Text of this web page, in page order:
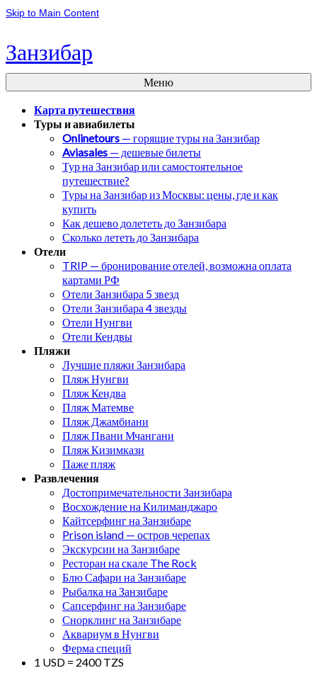
Skip to Main Content
Занзибар
Меню
Карта путешествия
Туры и авиабилеты
Onlinetours — горящие туры на Занзибар
Aviasales — дешевые билеты
Тур на Занзибар или самостоятельное
путешествие?
Туры на Занзибар из Москвы: цены, где и как
купить
Как дешево долететь до Занзибара
Сколько лететь до Занзибара
Отели
TRIP — бронирование отелей, возможна оплата
картами РФ
Отели Занзибара 5 звезд
Отели Занзибара 4 звезды
Отели Нунгви
Отели Кендвы
Пляжи
Лучшие пляжи Занзибара
Пляж Нунгви
Пляж Кендва
Пляж Матемве
Пляж Джамбиани
Пляж Пвани Мчангани
Пляж Кизимкази
Паже пляж
Развлечения
Достопримечательности Занзибара
Восхождение на Килиманджаро
Кайтсерфинг на Занзибаре
Prison island — остров черепах
Экскурсии на Занзибаре
Ресторан на скале The Rock
Блю Сафари на Занзибаре
Рыбалка на Занзибаре
Сапсерфинг на Занзибаре
Снорклинг на Занзибаре
Аквариум в Нунгви
Ферма специй
1 USD = 2400 TZS